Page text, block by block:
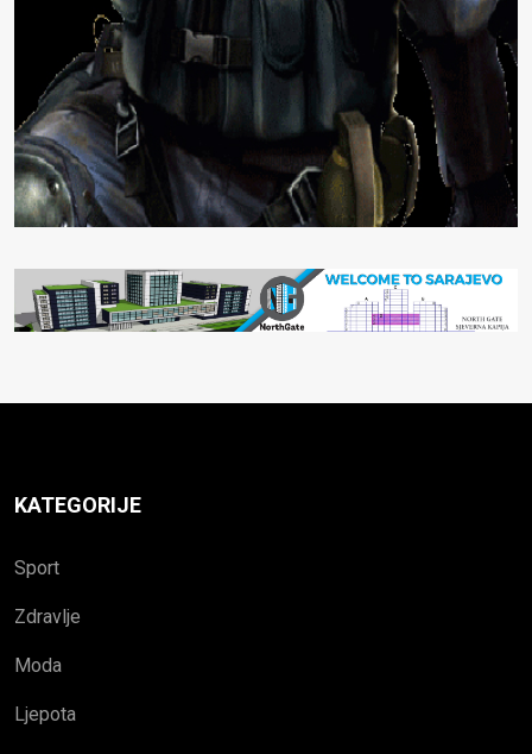
KATEGORIJE
Sport
Zdravlje
Moda
Ljepota